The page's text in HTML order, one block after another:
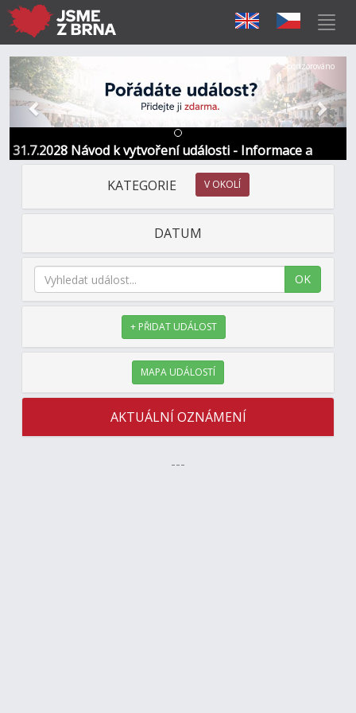
31.7.2028 Návod k vytvoření události - Informace a
kontakt
Předchozí Další
Sponzorováno
KATEGORIE V OKOLÍ
DATUM
OK
+ PŘIDAT UDÁLOST
MAPA UDÁLOSTÍ
AKTUÁLNÍ OZNÁMENÍ
---